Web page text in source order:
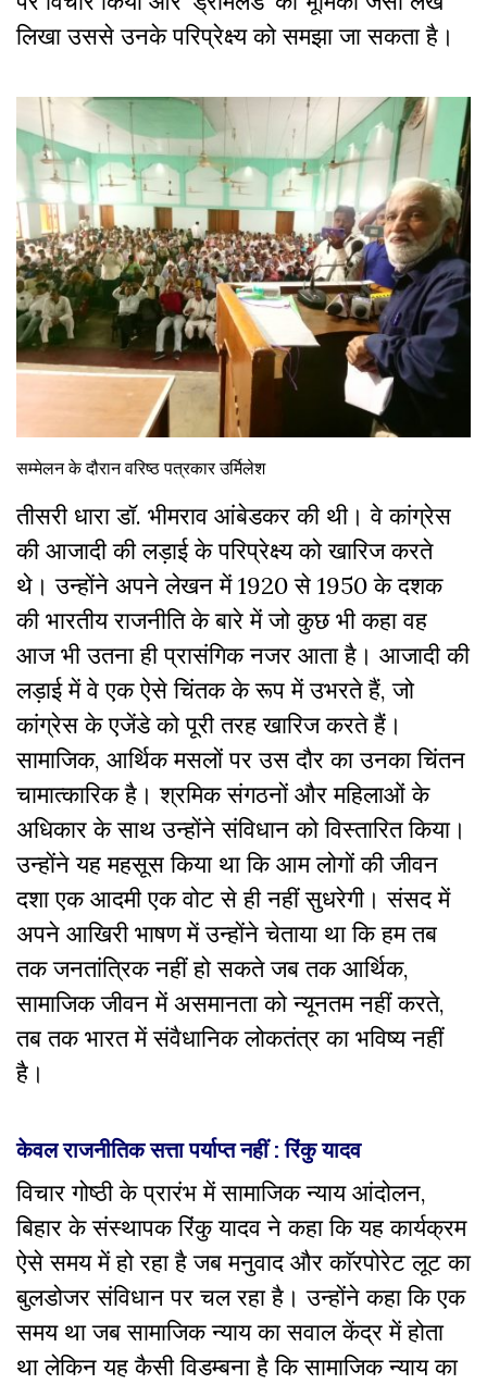
लिखा उससे उनके परिप्रेक्ष्य को समझा जा सकता है।
सम्मेलन के दौरान वरिष्ठ पत्रकार उर्मिलेश
तीसरी धारा डॉ. भीमराव आंबेडकर की थी। वे कांग्रेस
की आजादी की लड़ाई के परिप्रेक्ष्य को खारिज करते
थे। उन्होंने अपने लेखन में 1920 से 1950 के दशक
की भारतीय राजनीति के बारे में जो कुछ भी कहा वह
आज भी उतना ही प्रासंगिक नजर आता है। आजादी की
लड़ाई में वे एक ऐसे चिंतक के रूप में उभरते हैं, जो
कांग्रेस के एजेंडे को पूरी तरह खारिज करते हैं।
सामाजिक, आर्थिक मसलों पर उस दौर का उनका चिंतन
चामात्कारिक है। श्रमिक संगठनों और महिलाओं के
अधिकार के साथ उन्होंने संविधान को विस्तारित किया।
उन्होंने यह महसूस किया था कि आम लोगों की जीवन
दशा एक आदमी एक वोट से ही नहीं सुधरेगी। संसद में
अपने आखिरी भाषण में उन्होंने चेताया था कि हम तब
तक जनतांत्रिक नहीं हो सकते जब तक आर्थिक,
सामाजिक जीवन में असमानता को न्यूनतम नहीं करते,
तब तक भारत में संवैधानिक लोकतंत्र का भविष्य नहीं
है।
केवल राजनीतिक सत्ता पर्याप्त नहीं : रिंकु यादव
विचार गोष्ठी के प्रारंभ में सामाजिक न्याय आंदोलन,
बिहार के संस्थापक रिंकु यादव ने कहा कि यह कार्यक्रम
ऐसे समय में हो रहा है जब मनुवाद और काॅरपोरेट लूट का
बुलडोजर संविधान पर चल रहा है। उन्होंने कहा कि एक
समय था जब सामाजिक न्याय का सवाल केंद्र में होता
था लेकिन यह कैसी विडम्बना है कि सामाजिक न्याय का